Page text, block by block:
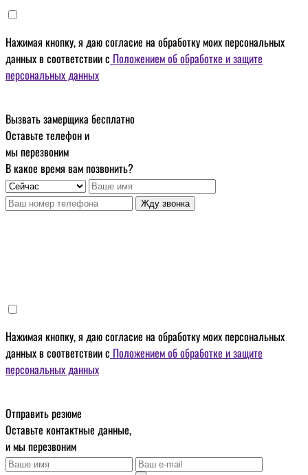
Нажимая кнопку, я даюсогласие на обработку моих персональных
данныхв соответствии с Положением об обработке и защите
персональных данных
Вызвать замерщика бесплатно
Оставьте телефон и
мы перезвоним
В какое время вам позвонить?
Жду звонка
Нажимая кнопку, я даюсогласие на обработку моих персональных
данныхв соответствии с Положением об обработке и защите
персональных данных
Отправить резюме
Оставьте контактные данные,
и мы перезвоним